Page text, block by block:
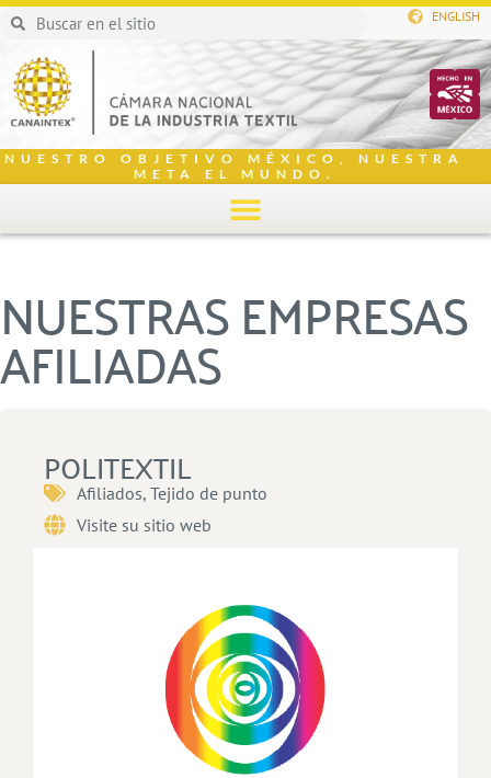
ENGLISH
NUESTRO OBJETIVO MÉXICO, NUESTRA
META EL MUNDO.
NUESTRAS EMPRESAS
AFILIADAS
POLITEXTIL
Afiliados, Tejido de punto
Visite su sitio web